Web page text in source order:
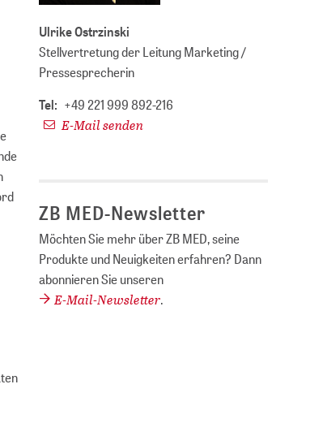
Ulrike Ostrzinski
Stellvertretung der Leitung Marketing /
Pressesprecherin
Tel: +49 221 999 892-216
E-Mail senden
ZB MED-Newsletter
Möchten Sie mehr über ZB MED, seine
Produkte und Neuigkeiten erfahren? Dann
abonnieren Sie unseren
E-Mail-Newsletter.